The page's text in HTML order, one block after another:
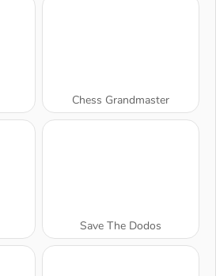
Chess Grandmaster
Save The Dodos